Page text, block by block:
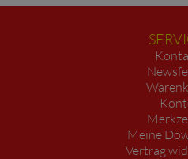
Meine
Vertrag